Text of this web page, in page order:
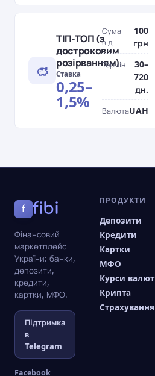
ТІП-ТОП (з
достроковим
розірванням)
Ставка
0,25–
1,5%
Сума
від
100
грн
Термін
30–
720
дн.
ВалютаUAH
f fibi
Фінансовий
маркетплейс
України: банки,
депозити,
кредити,
картки, МФО.
Підтримка
в
Telegram
Facebook
ПРОДУКТИ
Депозити
Кредити
Картки
МФО
Курси валют
Крипта
Страхування